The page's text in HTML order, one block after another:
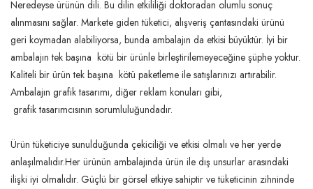
Neredeyse ürünün dili. Bu dilin etkililiği doktoradan olumlu sonuç
alınmasını sağlar. Markete giden tüketici, alışveriş çantasındaki ürünü
geri koymadan alabiliyorsa, bunda ambalajın da etkisi büyüktür. İyi bir
ambalajın tek başına  kötü bir ürünle birleştirilemeyeceğine şüphe yoktur.
Kaliteli bir ürün tek başına  kötü paketleme ile satışlarınızı artırabilir.
Ambalajın grafik tasarımı, diğer reklam konuları gibi,
Ürün tüketiciye sunulduğunda çekiciliği ve etkisi olmalı ve her yerde
anlaşılmalıdır.Her ürünün ambalajında ​​ürün ile dış unsurlar arasındaki
ilişki iyi olmalıdır. Güçlü bir görsel etkiye sahiptir ve tüketicinin zihninde